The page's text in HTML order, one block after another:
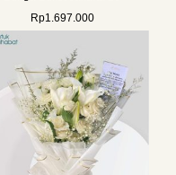
Rp1.697.000